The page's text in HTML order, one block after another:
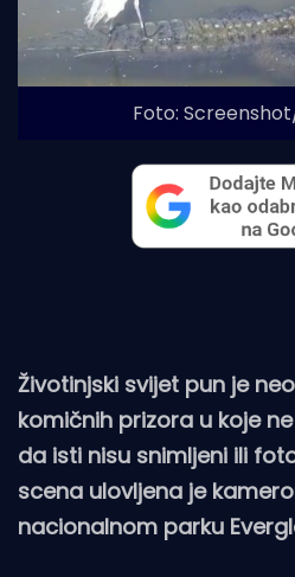
Foto:
Životinjski svijet pun je
komičnih prizora u koje
da isti nisu snimljeni ili
scena ulovljena je
nacionalnom parku